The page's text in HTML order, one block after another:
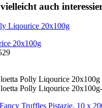
auch
20x100g